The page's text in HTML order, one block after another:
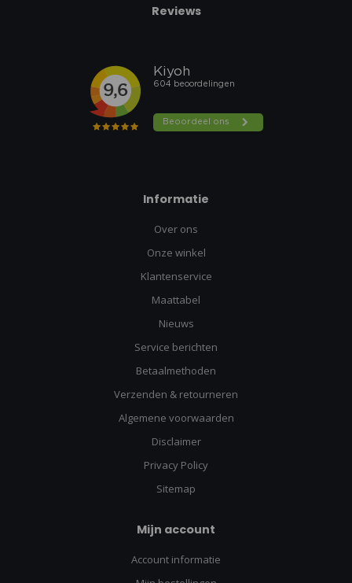
Reviews
Informatie
Over ons
Onze winkel
Klantenservice
Maattabel
Nieuws
Service berichten
Betaalmethoden
Verzenden & retourneren
Algemene voorwaarden
Disclaimer
Privacy Policy
Sitemap
Mijn account
Account informatie